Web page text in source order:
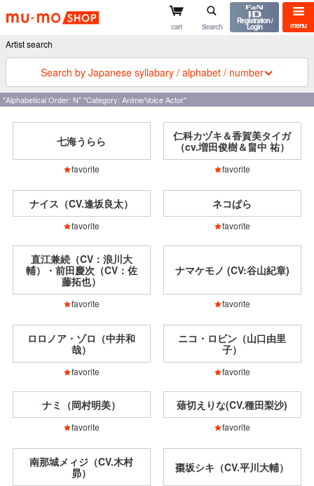
menu
mu-mo shop
cart Search
Registration /
Login
Artist search
Search by Japanese syllabary / alphabet / number
"Alphabetical Order: N" "Category: Anime/Voice Actor"
七海うらら
favorite
仁科カヅキ＆香賀美タイガ
（cv.増田俊樹＆畠中 祐）
favorite
ナイス（CV.逢坂良太）
favorite
ネコぱら
favorite
直江兼続（CV：浪川大
輔）・前田慶次（CV：佐
藤拓也）
favorite
ナマケモノ (CV:谷山紀章)
favorite
ロロノア・ゾロ（中井和
哉）
favorite
ニコ・ロビン（山口由里
子）
favorite
ナミ（岡村明美）
favorite
薙切えりな(CV.種田梨沙)
favorite
南那城メィジ（CV.木村
昴）
棗坂シキ（CV.平川大輔）